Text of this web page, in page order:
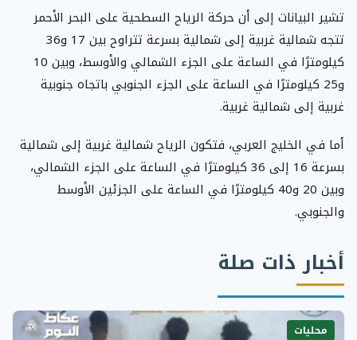
تشير البيانات إلى أن حركة الرياح السطحية على البحر الأحمر
تتجه شمالية غربية إلى شمالية بسرعة تتراوح بين 17 و36
كيلومترًا في الساعة على الجزء الشمالي والأوسط، وبين 10
و25 كيلومترًا في الساعة على الجزء الجنوبي باتجاه جنوبية
غربية إلى شمالية غربية.
أما في الخليج العربي، فتكون الرياح شمالية غربية إلى شمالية
بسرعة 16 إلى 36 كيلومترًا في الساعة على الجزء الشمالي،
وبين 20 و40 كيلومترًا في الساعة على الجزئين الأوسط
والجنوبي.
أخبار ذات صلة
محليات